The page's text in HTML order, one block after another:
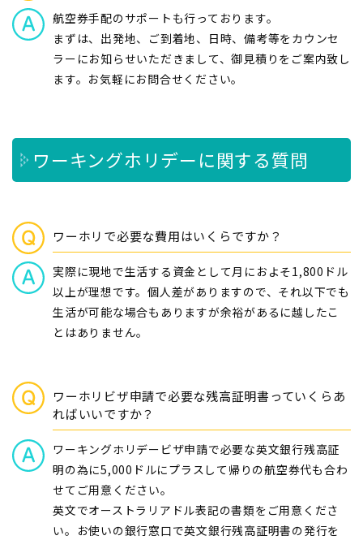
航空券手配のサポートも行っております。
まずは、出発地、ご到着地、日時、備考等をカウンセ
ラーにお知らせいただきまして、御見積りをご案内致し
ます。お気軽にお問合せください。
ワーキングホリデーに関する質問
ワーホリで必要な費用はいくらですか？
実際に現地で生活する資金として月におよそ1,800ドル
以上が理想です。個人差がありますので、それ以下でも
生活が可能な場合もありますが余裕があるに越したこ
とはありません。
ワーホリビザ申請で必要な残高証明書っていくらあ
ればいいですか？
ワーキングホリデービザ申請で必要な英文銀行残高証
明の為に5,000ドルにプラスして帰りの航空券代も合わ
せてご用意ください。
英文でオーストラリアドル表記の書類をご用意くださ
い。お使いの銀行窓口で英文銀行残高証明書の発行を